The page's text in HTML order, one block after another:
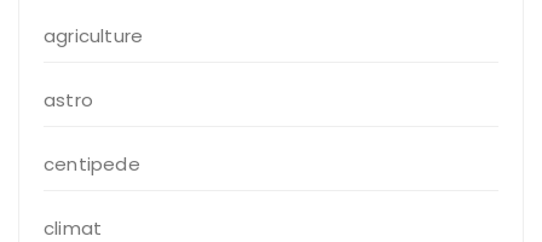
agriculture
astro
centipede
climat